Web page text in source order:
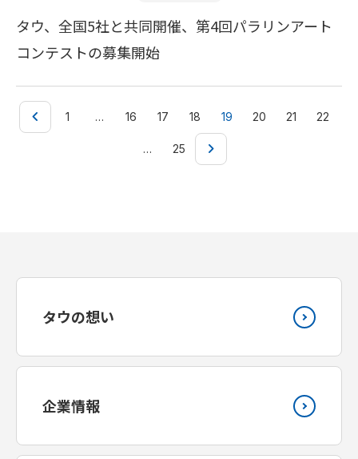
タウ、全国5社と共同開催、第4回パラリンアート
コンテストの募集開始
1 … 16 17 18 19 20 21 22
… 25
タウの想い
企業情報